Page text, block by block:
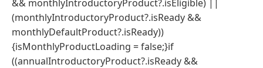
&& monthlyIntroductoryProduct?.isEligible) ||
(monthlyIntroductoryProduct?.isReady &&
monthlyDefaultProduct?.isReady))
{isMonthlyProductLoading = false;}if
((annualIntroductoryProduct?.isReady &&